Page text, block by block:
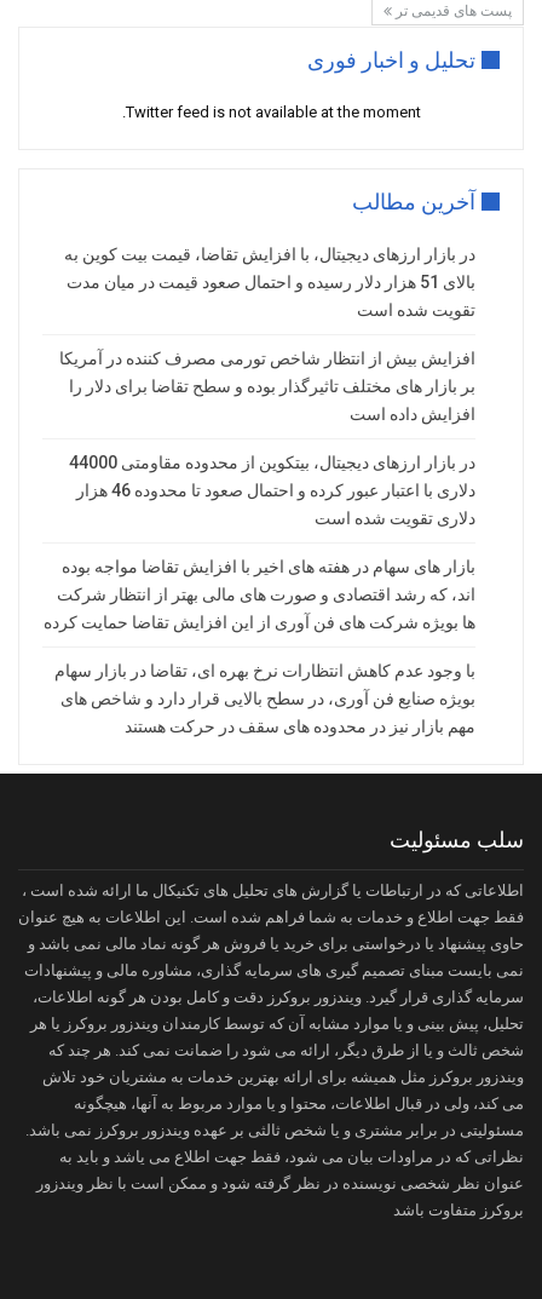
پست های قدیمی تر
تحلیل و اخبار فوری
Twitter feed is not available at the moment.
آخرین مطالب
در بازار ارزهای دیجیتال، با افزایش تقاضا، قیمت بیت کوین به
بالای 51 هزار دلار رسیده و احتمال صعود قیمت در میان مدت
تقویت شده است
افزایش بیش از انتظار شاخص تورمی مصرف کننده در آمریکا
بر بازار های مختلف تاثیرگذار بوده و سطح تقاضا برای دلار را
افزایش داده است
در بازار ارزهای دیجیتال، بیتکوین از محدوده مقاومتی 44000
دلاری با اعتبار عبور کرده و احتمال صعود تا محدوده 46 هزار
دلاری تقویت شده است
بازار های سهام در هفته های اخیر با افزایش تقاضا مواجه بوده
اند، که رشد اقتصادی و صورت های مالی بهتر از انتظار شرکت
ها بویژه شرکت های فن آوری از این افزایش تقاضا حمایت کرده
با وجود عدم کاهش انتظارات نرخ بهره ای، تقاضا در بازار سهام
بویژه صنایع فن آوری، در سطح بالایی قرار دارد و شاخص های
مهم بازار نیز در محدوده های سقف در حرکت هستند
سلب مسئولیت
اطلاعاتی که در ارتباطات یا گزارش های تحلیل های تکنیکال ما ارائه شده است ،
فقط جهت اطلاع و خدمات به شما فراهم شده است. این اطلاعات به هیچ عنوان
حاوی پیشنهاد یا درخواستی برای خرید یا فروش هر گونه نماد مالی نمی باشد و
نمی بایست مبنای تصمیم گیری های سرمایه گذاری، مشاوره مالی و پیشنهادات
سرمایه گذاری قرار گیرد. ویندزور بروکرز دقت و کامل بودن هر گونه اطلاعات،
تحلیل، پیش بینی و یا موارد مشابه آن که توسط کارمندان ویندزور بروکرز یا هر
شخص ثالث و یا از طرق دیگر، ارائه می شود را ضمانت نمی کند. هر چند که
ویندزور بروکرز مثل همیشه برای ارائه بهترین خدمات به مشتریان خود تلاش
می کند، ولی در قبال اطلاعات، محتوا و یا موارد مربوط به آنها، هیچگونه
مسئولیتی در برابر مشتری و یا شخص ثالثی بر عهده ویندزور بروکرز نمی باشد.
نظراتی که در مراودات بیان می شود، فقط جهت اطلاع می یاشد و باید به
عنوان نظر شخصی نویسنده در نظر گرفته شود و ممکن است با نظر ویندزور
بروکرز متفاوت باشد